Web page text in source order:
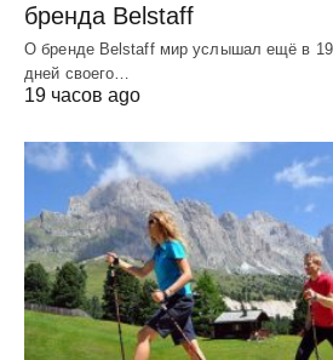
бренда Belstaff
О бренде Belstaff мир услышал ещё в
дней своего…
19 часов ago